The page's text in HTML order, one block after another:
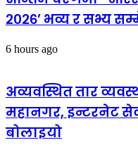
२०२६’ भव्य र सभ्य
6 hours ago
अव्यवस्थित तार
महानगर, इन्टरनेट
बोलाइयो